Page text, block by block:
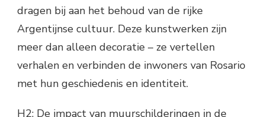
dragen bij aan het behoud van de rijke
Argentijnse cultuur. Deze kunstwerken zijn
meer dan alleen decoratie – ze vertellen
verhalen en verbinden de inwoners van Rosario
met hun geschiedenis en identiteit.
H2: De impact van muurschilderingen in de